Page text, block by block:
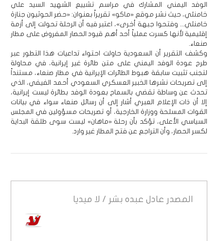
الوفد اليمني المشارك في مراسم تشييع الشهيد السيد علي
خامنئي، حيث نشر موقع «ماكو» تقريراً بعنوان: «حضر الحوثيون جنازة
خامنئي... وفتحوا جبهة أخرى»، اعتبر فيه أن الرحلة تحولت إلى أزمة
إقليمية لأنها كسرت عملياً أحد أهم قيود الحصار المفروض على مطار
صنعاء.
وكشف التقرير أن السعودية حاولت احتواء تداعيات هذا التطور عبر
طرح عودة الوفد اليمني على متن طائرة غير إيرانية، في محاولة
لتجنب تثبيت سابقة هبوط الطائرات الإيرانية في مطار صنعاء، مستنداً
إلى تصريحات نشرها الخبير العسكري السعودي أحمد الفيفي، الذي
تحدث عن وساطة تقضي بالسماح بعودة الوفد بطائرة ليست إيرانية،
إلا أن ذات الإعلام العبري أشار إلى أن رسائل صنعاء سواء في بيانات
القوات المسلحة ووزارة الخارجية، أو تصريحات مسؤولين في المجلس
السياسي الأعلى، تؤكد بأن رحلة «ماهان» ليست سوى طلقة البداية
لكسر الحصار، وأن التراجع عن فتح المطار غير وارد.
المصدر عادل عبده بشر / لا ميديا